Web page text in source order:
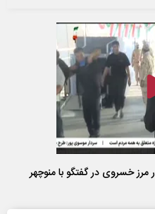
مرز خسروی در گفتگو با منوچهر